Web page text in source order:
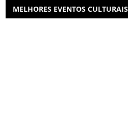
MELHORES EVENTOS CULTURAIS